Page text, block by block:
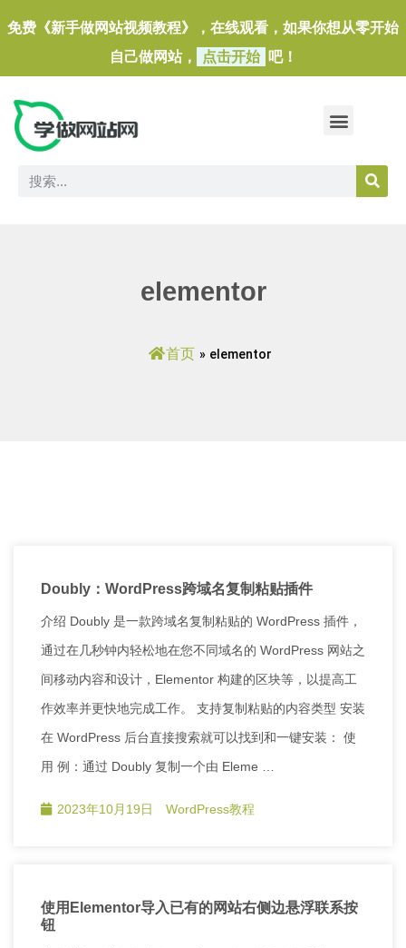
免费《新手做网站视频教程》，在线观看，如果你想从零开始
自己做网站，
点击开始 吧！
elementor
首页 » elementor
Doubly：WordPress跨域名复制粘贴插件
介绍 Doubly 是一款跨域名复制粘贴的 WordPress 插件，
通过在几秒钟内轻松地在您不同域名的 WordPress 网站之
间移动内容和设计，Elementor 构建的区块等，以提高工
作效率并更快地完成工作。 支持复制粘贴的内容类型 安装
在 WordPress 后台直接搜索就可以找到和一键安装： 使
用 例：通过 Doubly 复制一个由 Eleme …
2023年10月19日 WordPress教程
使用Elementor导入已有的网站右侧边悬浮联系按
钮